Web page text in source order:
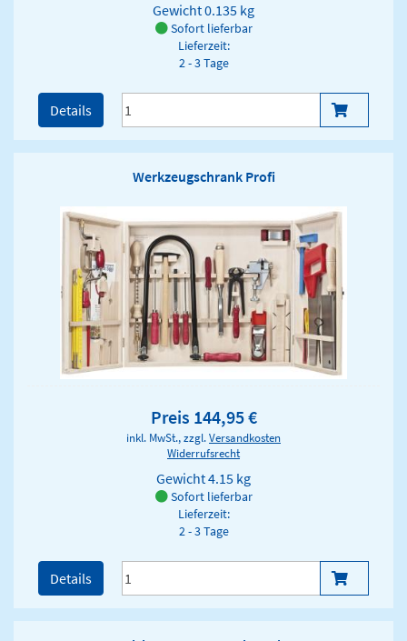
Gewicht0.135 kg
Sofort lieferbar
Lieferzeit:
2 - 3 Tage
Details
Werkzeugschrank Profi
Preis 144,95 €
inkl. MwSt., zzgl.Versandkosten
Widerrufsrecht
Gewicht4.15 kg
Sofort lieferbar
Lieferzeit:
2 - 3 Tage
Details